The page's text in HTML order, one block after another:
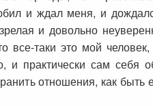
и ждал меня, и
и довольно
все-таки это мой
и практически сам
отношения, как